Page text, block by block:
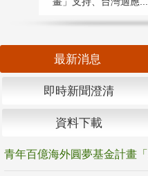
最新消息
即時新聞澄清
資料下載